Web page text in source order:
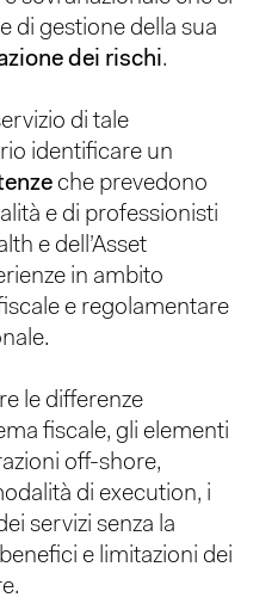
di gestione della sua
dei rischi.
di tale
identificare un
che prevedono
e di professionisti
e dell’Asset
in ambito
e regolamentare
le differenze
fiscale, gli elementi
off-shore,
di execution, i
servizi senza la
e limitazioni dei